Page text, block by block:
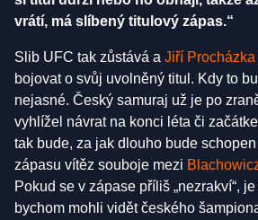
vrátí, má slíbený titulový zápas.“
Slib UFC tak zůstává a Jiří Procházka
bojovat o svůj uvolněný titul. Kdy to
nejasné. Český samuraj už je po
vyhlížel návrat na konci léta či
tak bude, za jak dlouho bude
zápasu vítěz souboje mezi
Pokud se v zápase příliš „nezrakví“,
bychom mohli vidět českého